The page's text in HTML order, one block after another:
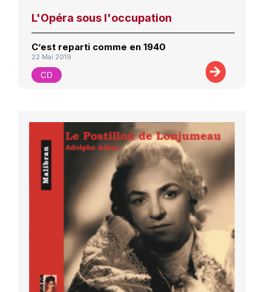
L'Opéra sous l'occupation
C’est reparti comme en 1940
22 Mai 2019
CD